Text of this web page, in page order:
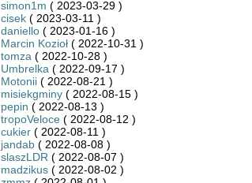
simon1m ( 2023-03-29 )
cisek( 2023-03-11 )
daniello( 2023-01-16 )
Marcin Kozioł( 2022-10-31 )
tomza ( 2022-10-28 )
Umbrelka ( 2022-09-17 )
Motonii( 2022-08-21 )
misiekgminy( 2022-08-15 )
pepin ( 2022-08-13 )
tropoVeloce( 2022-08-12 )
cukier( 2022-08-11 )
jandab( 2022-08-08 )
slaszLDR ( 2022-08-07 )
madzikus( 2022-08-02 )